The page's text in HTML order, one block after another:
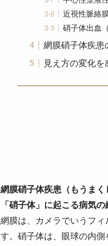
近視性脈絡
硝子体出血
網膜硝子体疾患
見え方の変化
網膜硝子体疾患（もうま
「硝子体」に起こる病気の
網膜は、カメラでいうフ
す。硝子体は、眼球の内側